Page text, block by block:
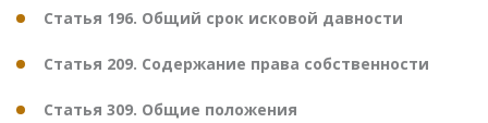
Статья 196. Общий срок исковой давности
Статья 209. Содержание права собственности
Статья 309. Общие положения